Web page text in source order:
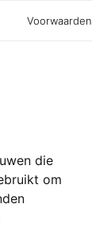
Voorwaarden
die
om